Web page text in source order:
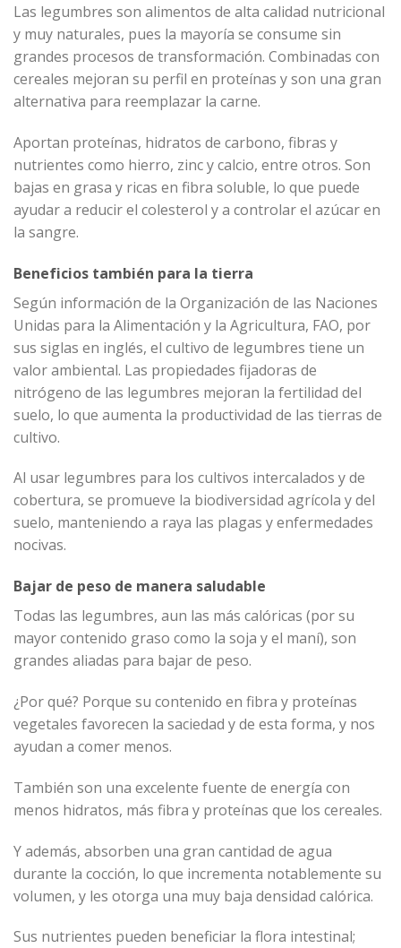
Las legumbres son alimentos de alta calidad nutricional
y muy naturales, pues la mayoría se consume sin
grandes procesos de transformación. Combinadas con
cereales mejoran su perfil en proteínas y son una gran
alternativa para reemplazar la carne.
Aportan proteínas, hidratos de carbono, fibras y
nutrientes como hierro, zinc y calcio, entre otros. Son
bajas en grasa y ricas en fibra soluble, lo que puede
ayudar a reducir el colesterol y a controlar el azúcar en
la sangre.
Beneficios también para la tierra
Según información de la Organización de las Naciones
Unidas para la Alimentación y la Agricultura, FAO, por
sus siglas en inglés, el cultivo de legumbres tiene un
valor ambiental. Las propiedades fijadoras de
nitrógeno de las legumbres mejoran la fertilidad del
suelo, lo que aumenta la productividad de las tierras de
cultivo.
Al usar legumbres para los cultivos intercalados y de
cobertura, se promueve la biodiversidad agrícola y del
suelo, manteniendo a raya las plagas y enfermedades
nocivas.
Bajar de peso de manera saludable
Todas las legumbres, aun las más calóricas (por su
mayor contenido graso como la soja y el maní), son
grandes aliadas para bajar de peso.
¿Por qué? Porque su contenido en fibra y proteínas
vegetales favorecen la saciedad y de esta forma, y nos
ayudan a comer menos.
También son una excelente fuente de energía con
menos hidratos, más fibra y proteínas que los cereales.
Y además, absorben una gran cantidad de agua
durante la cocción, lo que incrementa notablemente su
volumen, y les otorga una muy baja densidad calórica.
Sus nutrientes pueden beneficiar la flora intestinal;